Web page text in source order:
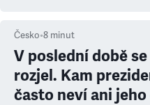
Česko•8 minut
V poslední době
rozjel. Kam
často neví ani